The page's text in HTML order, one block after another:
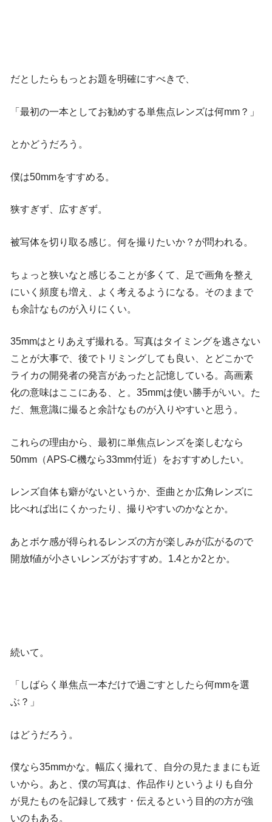
だとしたらもっとお題を明確にすべきで、
「最初の一本としてお勧めする単焦点レンズは何mm？」
とかどうだろう。
僕は50mmをすすめる。
狭すぎず、広すぎず。
被写体を切り取る感じ。何を撮りたいか？が問われる。
ちょっと狭いなと感じることが多くて、足で画角を整え
にいく頻度も増え、よく考えるようになる。そのままで
も余計なものが入りにくい。
35mmはとりあえず撮れる。写真はタイミングを逃さない
ことが大事で、後でトリミングしても良い、とどこかで
ライカの開発者の発言があったと記憶している。高画素
化の意味はここにある、と。35mmは使い勝手がいい。た
だ、無意識に撮ると余計なものが入りやすいと思う。
これらの理由から、最初に単焦点レンズを楽しむなら
50mm（APS-C機なら33mm付近）をおすすめしたい。
レンズ自体も癖がないというか、歪曲とか広角レンズに
比べれば出にくかったり、撮りやすいのかなとか。
あとボケ感が得られるレンズの方が楽しみが広がるので
開放f値が小さいレンズがおすすめ。1.4とか2とか。
続いて。
「しばらく単焦点一本だけで過ごすとしたら何mmを選
ぶ？」
はどうだろう。
僕なら35mmかな。幅広く撮れて、自分の見たままにも近
いから。あと、僕の写真は、作品作りというよりも自分
が見たものを記録して残す・伝えるという目的の方が強
いのもある。